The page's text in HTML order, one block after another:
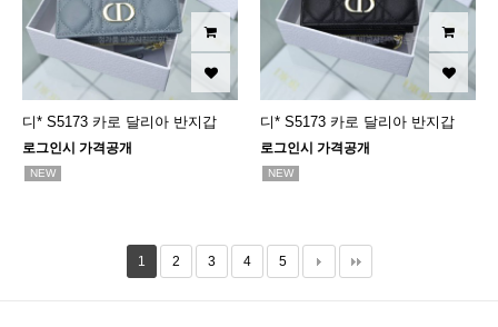
디* S5173 카로 달리아 반지갑
로그인시 가격공개
NEW
디* S5173 카로 달리아 반지갑
로그인시 가격공개
NEW
1 2 3 4 5